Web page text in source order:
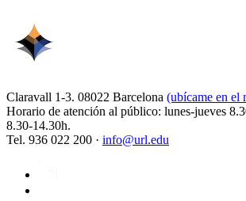
Claravall 1-3. 08022 Barcelona (ubícame en el
Horario de atención al público: lunes-jueves
8.30-14.30h.
Tel. 936 022 200 · info@url.edu